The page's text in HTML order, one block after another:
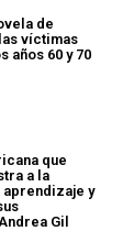
de
víctimas
años 60 y 70
que
a la
y
Gil